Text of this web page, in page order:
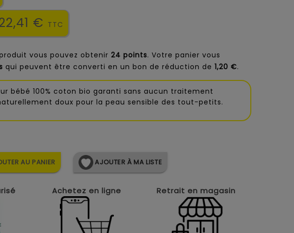
€ TTC
vous pouvez obtenir 24 points. Votre panier vous
qui peuvent être converti en un bon de réduction de 1,20 €.
bébé 100% coton bio garanti sans aucun traitement
doux pour la peau sensible des tout-petits.
AU PANIER AJOUTER À MA LISTE
Achetez en ligne Retrait en magasin